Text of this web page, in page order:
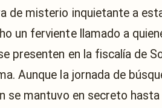
de misterio inquietante a
un ferviente llamado a
presenten en la fiscalía de
Aunque la jornada de
se mantuvo en secreto